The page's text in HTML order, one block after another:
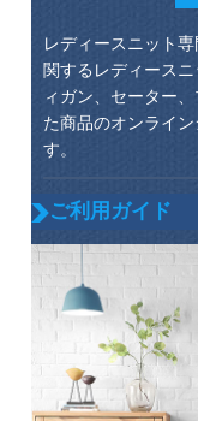
レディースニット
関するレディース
ィガン、セーター
た商品のオンライ
す。
ご利用ガイド